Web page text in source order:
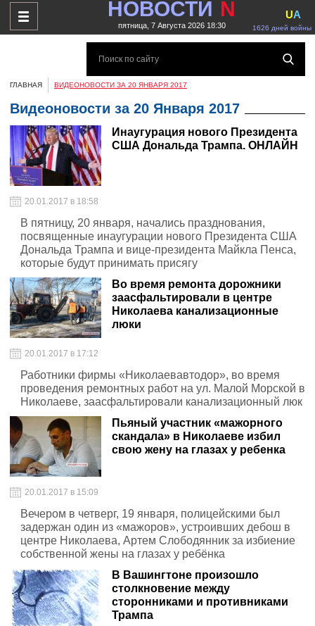
НОВОСТИ N
пятница, 7 Августа 2026 18:30 1626 дней войны
UA
ГЛАВНАЯ ВИДЕОНОВОСТИ ЗА 20 ЯНВАРЯ 2017
Видеоновости за 20 Января 2017
Инаугурация нового Президента
США Дональда Трампа. ОНЛАЙН
20.01.2017 в 18:58
В пятницу, 20 января, начались празднования,
посвященные инаугурации нового Президента США
Дональда Трампа и вице-президента Майкла Пенса,
которые будут принимать присягу
Во время ремонта дорожники
заасфальтировали в центре
Николаева канализационные
люки
20.01.2017 в 17:12
Работники фирмы «Николаевавтодор», во время
проведения ремонтных работ на ул. Малой Морской в
Николаеве, заасфальтировали канализационный люк
Пьяный участник «мажорного
скандала» в Николаеве избил
свою жену на глазах у ребенка
20.01.2017 в 15:09
Вечером в четверг, 19 января, полицейскими был
задержан один из «мажоров», устроивших дебош в
центре Николаева, Артем Слободянник за избиение
собственной жены на глазах у ребёнка
В Вашингтоне произошло
столкновение между
сторонниками и противниками
Трампа